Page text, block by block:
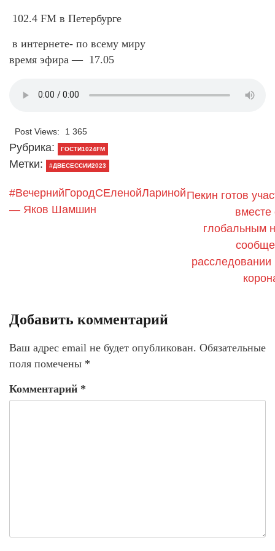
102.4 FM в Петербурге
в интернете- по всему миру
время эфира — 17.05
Post Views: 1 365
Рубрика: ГОСТИ1024FM
Метки: #ДВЕСЕССИИ2023
#ВечернийГородСЕленойЛариной
— Яков Шамшин
Пекин готов
вместе
глобальным
расследовании
Добавить комментарий
Ваш адрес email не будет опубликован. Обязательные
поля помечены *
Комментарий *